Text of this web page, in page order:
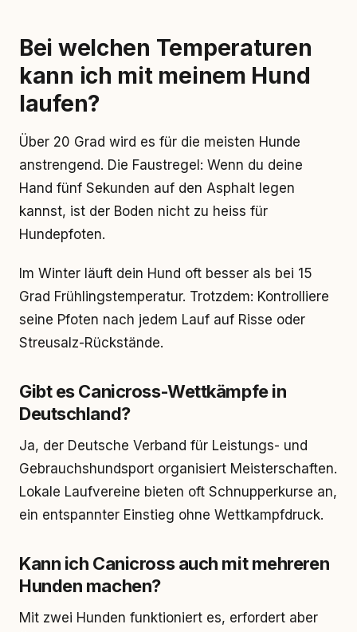
Bei welchen Temperaturen
kann ich mit meinem Hund
laufen?
Über 20 Grad wird es für die meisten Hunde
anstrengend. Die Faustregel: Wenn du deine
Hand fünf Sekunden auf den Asphalt legen
kannst, ist der Boden nicht zu heiss für
Hundepfoten.
Im Winter läuft dein Hund oft besser als bei 15
Grad Frühlingstemperatur. Trotzdem: Kontrolliere
seine Pfoten nach jedem Lauf auf Risse oder
Streusalz-Rückstände.
Gibt es Canicross-Wettkämpfe in
Deutschland?
Ja, der Deutsche Verband für Leistungs- und
Gebrauchshundsport organisiert Meisterschaften.
Lokale Laufvereine bieten oft Schnupperkurse an,
ein entspannter Einstieg ohne Wettkampfdruck.
Kann ich Canicross auch mit mehreren
Hunden machen?
Mit zwei Hunden funktioniert es, erfordert aber